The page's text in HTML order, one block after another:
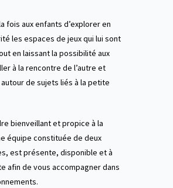
fois aux enfants d’explorer en
les espaces de jeux qui lui sont
en laissant la possibilité aux
à la rencontre de l’autre et
autour de sujets liés à la petite
bienveillant et propice à la
équipe constituée de deux
est présente, disponible et à
afin de vous accompagner dans